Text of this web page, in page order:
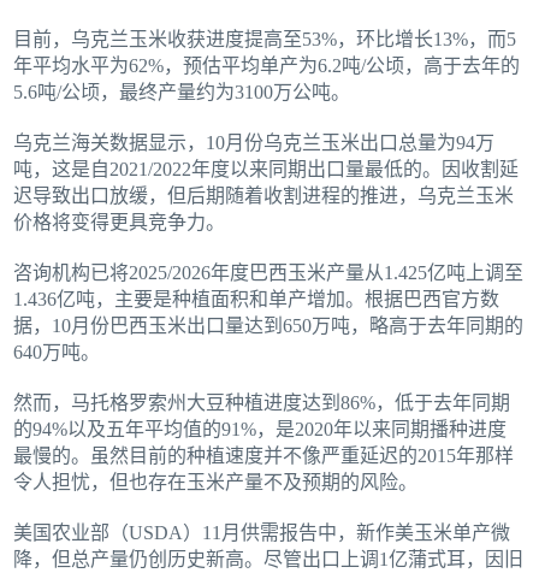
目前，乌克兰玉米收获进度提高至53%，环比增长13%，而5
年平均水平为62%，预估平均单产为6.2吨/公顷，高于去年的
5.6吨/公顷，最终产量约为3100万公吨。
乌克兰海关数据显示，10月份乌克兰玉米出口总量为94万
吨，这是自2021/2022年度以来同期出口量最低的。因收割延
迟导致出口放缓，但后期随着收割进程的推进，乌克兰玉米
价格将变得更具竞争力。
咨询机构已将2025/2026年度巴西玉米产量从1.425亿吨上调至
1.436亿吨，主要是种植面积和单产增加。根据巴西官方数
据，10月份巴西玉米出口量达到650万吨，略高于去年同期的
640万吨。
然而，马托格罗索州大豆种植进度达到86%，低于去年同期
的94%以及五年平均值的91%，是2020年以来同期播种进度
最慢的。虽然目前的种植速度并不像严重延迟的2015年那样
令人担忧，但也存在玉米产量不及预期的风险。
美国农业部（USDA）11月供需报告中，新作美玉米单产微
降，但总产量仍创历史新高。尽管出口上调1亿蒲式耳，因旧